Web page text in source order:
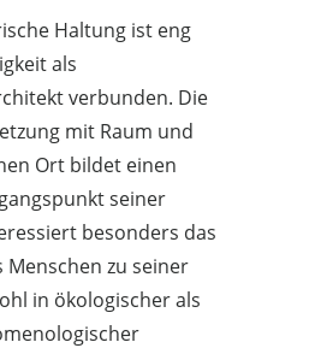
Haltung ist eng
als
verbunden. Die
mit Raum und
Ort bildet einen
seiner
besonders das
Menschen zu seiner
in ökologischer als